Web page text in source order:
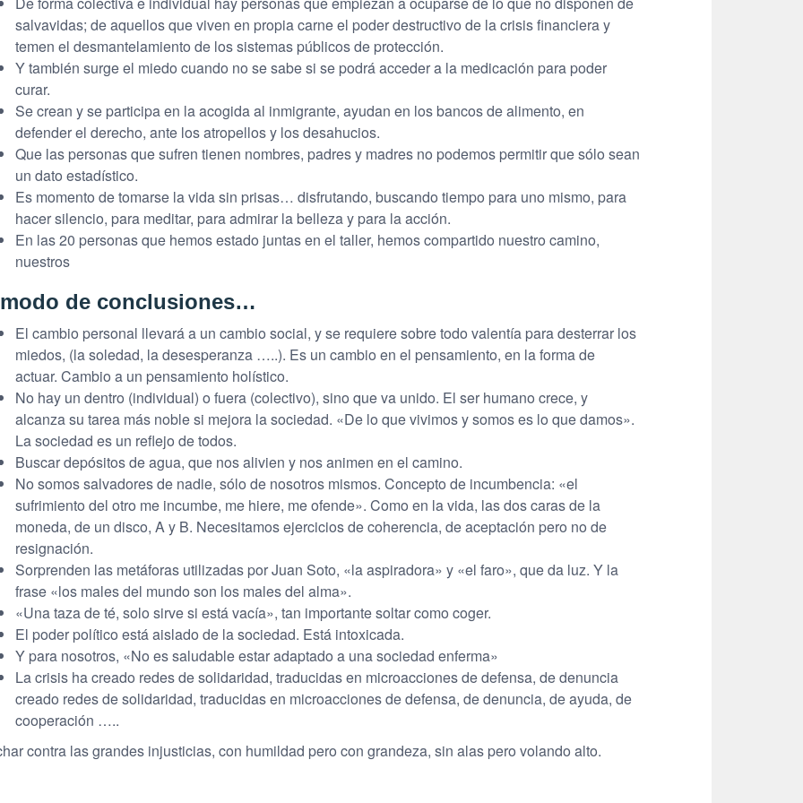
salvavidas; de aquellos que viven en propia carne el poder destructivo de la crisis financiera y
temen el desmantelamiento de los sistemas públicos de protección.
Y también surge el miedo cuando no se sabe si se podrá acceder a la medicación para poder
curar.
Se crean y se participa en la acogida al inmigrante, ayudan en los bancos de alimento, en
defender el derecho, ante los atropellos y los desahucios.
Que las personas que sufren tienen nombres, padres y madres no podemos permitir que sólo sean
un dato estadístico.
Es momento de tomarse la vida sin prisas… disfrutando, buscando tiempo para uno mismo, para
hacer silencio, para meditar, para admirar la belleza y para la acción.
En las 20 personas que hemos estado juntas en el taller, hemos compartido nuestro camino,
nuestros
de conclusiones…
El cambio personal llevará a un cambio social, y se requiere sobre todo valentía para desterrar los
miedos, (la soledad, la desesperanza …..). Es un cambio en el pensamiento, en la forma de
actuar. Cambio a un pensamiento holístico.
No hay un dentro (individual) o fuera (colectivo), sino que va unido. El ser humano crece, y
alcanza su tarea más noble si mejora la sociedad. «De lo que vivimos y somos es lo que damos».
La sociedad es un reflejo de todos.
Buscar depósitos de agua, que nos alivien y nos animen en el camino.
No somos salvadores de nadie, sólo de nosotros mismos. Concepto de incumbencia: «el
sufrimiento del otro me incumbe, me hiere, me ofende». Como en la vida, las dos caras de la
moneda, de un disco, A y B. Necesitamos ejercicios de coherencia, de aceptación pero no de
resignación.
Sorprenden las metáforas utilizadas por Juan Soto, «la aspiradora» y «el faro», que da luz. Y la
frase «los males del mundo son los males del alma».
«Una taza de té, solo sirve si está vacía», tan importante soltar como coger.
El poder político está aislado de la sociedad. Está intoxicada.
Y para nosotros, «No es saludable estar adaptado a una sociedad enferma»
La crisis ha creado redes de solidaridad, traducidas en microacciones de defensa, de denuncia
creado redes de solidaridad, traducidas en microacciones de defensa, de denuncia, de ayuda, de
cooperación …..
contra las grandes injusticias, con humildad pero con grandeza, sin alas pero volando alto.